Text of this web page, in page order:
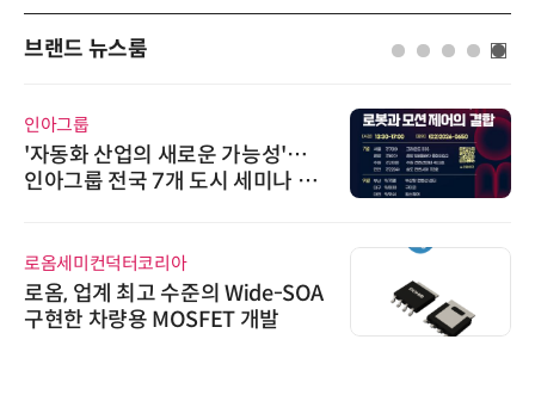
브랜드 뉴스룸
인아그룹
'자동화 산업의 새로운 가능성'…
인아그룹 전국 7개 도시 세미나 페
로옴세미컨덕터코리아
로옴, 업계 최고 수준의 Wide-SOA
구현한 차량용 MOSFET 개발